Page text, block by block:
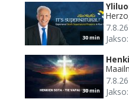
30 min
30 min